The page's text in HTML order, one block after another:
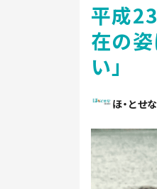
平成
在の姿
い」
ほ・とせ